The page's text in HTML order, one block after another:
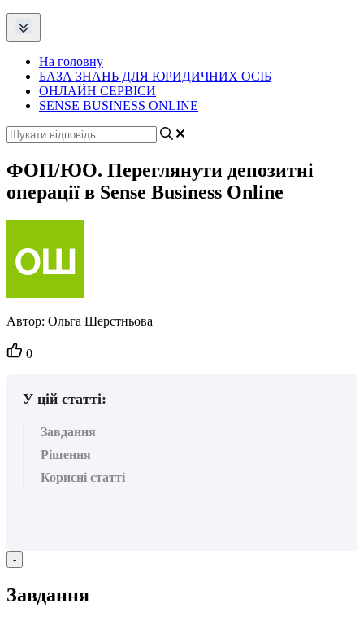
На головну
БАЗА ЗНАНЬ ДЛЯ ЮРИДИЧНИХ ОСІБ
ОНЛАЙН СЕРВІСИ
SENSE BUSINESS ONLINE
ФОП/ЮО. Переглянути депозитні
операції в Sense Business Online
Автор: Ольга Шерстньова
Кількість
вподобайок:
0
У цій статті:
Завдання
Рішення
Корисні статті
-
Завдання